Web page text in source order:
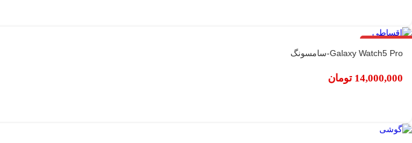
Galaxy Watch5 Pro-سامسونگ
14,000,000 تومان